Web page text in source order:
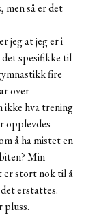
men så er det
jeg at jeg er i
spesifikke til
fire
over
ikke hva trening
opplevdes
å ha mistet en
Min
er stort nok til å
erstattes.
pluss.